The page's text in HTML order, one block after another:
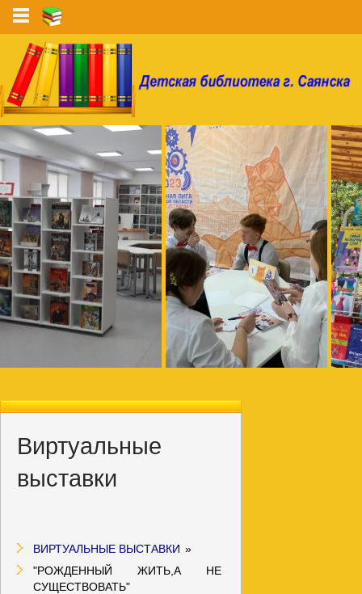
Виртуальные
выставки
ВИРТУАЛЬНЫЕ ВЫСТАВКИ »
"РОЖДЕННЫЙ ЖИТЬ,А НЕ
СУЩЕСТВОВАТЬ"